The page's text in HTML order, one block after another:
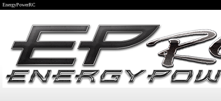
EnergyPowerRC